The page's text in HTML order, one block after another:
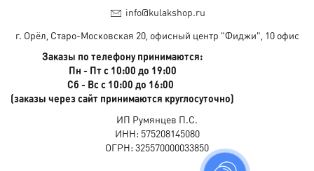
info@kulakshop.ru
г. Орёл, Старо-Московская 20, офисный центр "Фиджи", 10 офис
Заказы по телефону принимаются:
Пн - Пт с 10:00 до 19:00
Сб - Вс с 10:00 до 16:00
(заказы через сайт принимаются круглосуточно)
ИП Румянцев П.С.
ИНН: 575208145080
ОГРН: 325570000033850